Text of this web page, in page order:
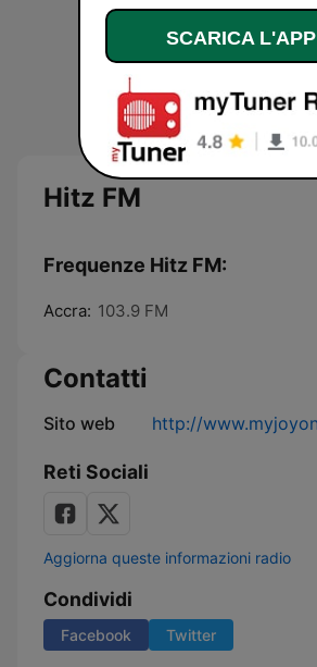
Hitz FM
Frequenze Hitz FM:
Accra: 103.9 FM
Contatti
Sito web http://
Reti Sociali
Aggiorna queste informazioni radio
Condividi
Facebook Twitter
SCARICA L'APP